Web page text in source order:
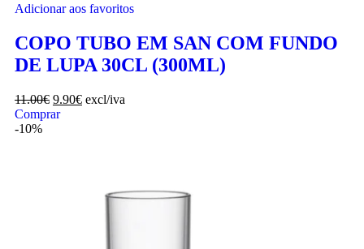
Adicionar aos favoritos
COPO TUBO EM SAN COM FUNDO
DE LUPA 30CL (300ML)
11.00€ 9.90€ excl/iva
Comprar
-10%